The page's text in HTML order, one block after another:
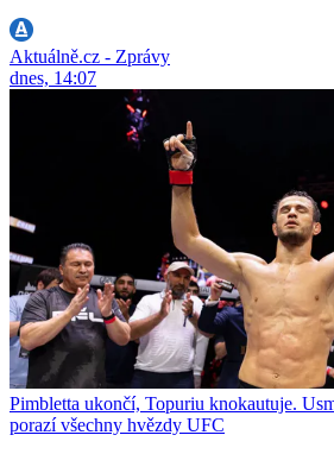
Aktuálně.cz - Zprávy
dnes, 14:07
Pimbletta ukončí, Topuriu knokautuje.
porazí všechny hvězdy UFC